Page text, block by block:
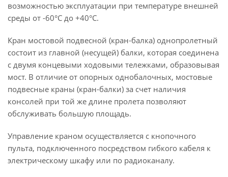
возможностью эксплуатации при температуре внешней
среды от -60°С до +40°С.
Кран мостовой подвесной (кран-балка) однопролетный
состоит из главной (несущей) балки, которая соединена
с двумя концевыми ходовыми тележками, образовывая
мост. В отличие от опорных однобалочных, мостовые
подвесные краны (кран-балки) за счет наличия
консолей при той же длине пролета позволяют
обслуживать большую площадь.
Управление краном осуществляется с кнопочного
пульта, подключенного посредством гибкого кабеля к
электрическому шкафу или по радиоканалу.